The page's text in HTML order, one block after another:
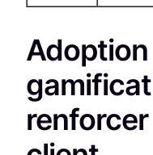
Adoption
renforcer